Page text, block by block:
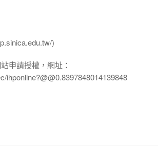
)
申請授權，網址：
ihponline?@@0.8397848014139848